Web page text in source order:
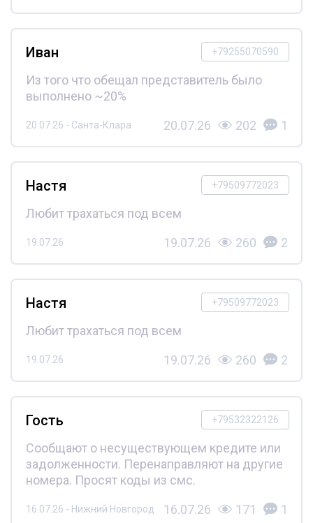
+79255070590
Иван
Из того что обещал представитель было
выполнено ~20%
20.07.26 - Санта-Клара 20.07.26 202 1
+79509772023
Настя
Любит трахаться под всем
19.07.26 19.07.26 260 2
+79509772023
Настя
Любит трахаться под всем
19.07.26 19.07.26 260 2
+79532322126
Гость
Сообщают о несуществующем кредите или
задолженности. Перенаправляют на другие
номера. Просят коды из смс.
16.07.26 - Нижний Новгород 16.07.26 171 1